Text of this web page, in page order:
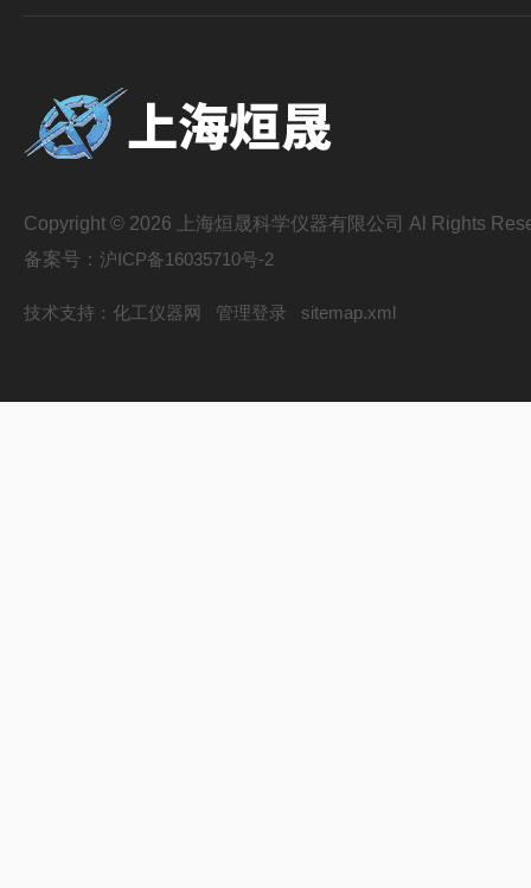
Copyright © 2026 上海烜晟科学仪器有限公司 Al Rights
备案号： 沪ICP备16035710号-2
技术支持： 化工仪器网 管理登录 sitemap.xml